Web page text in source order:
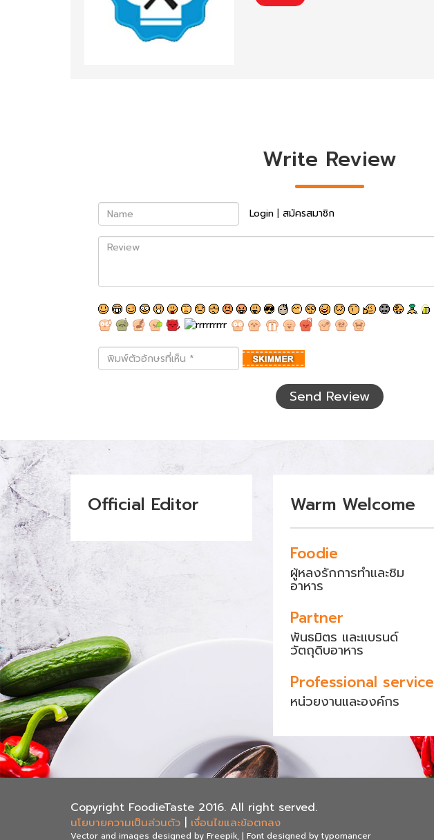
Write Review
Name Login | สมัครสมาชิก
Review
พิมพ์
ตัว
Send Review
Official Editor Warm Welcome
Foodie
ผู้หลงรักการทำและชิม
อาหาร
Partner
พันธมิตร และแบรนด์
วัตถุดิบอาหาร
Professional service
หน่วยงานและองค์กร
Copyright FoodieTaste 2016. All right served.
นโยบายความเป็นส่วนตัว เงื่อนไขและข้อตกลง
Vector and images designed by Freepik, | Font designed by typomancer